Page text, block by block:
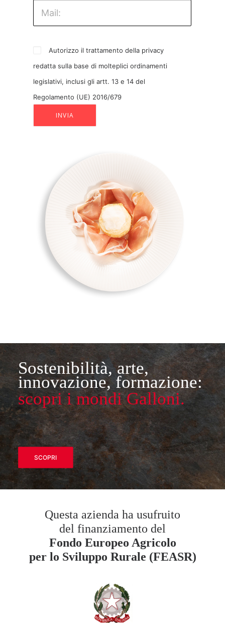
Autorizzo il trattamento della privacy
redatta sulla base di molteplici ordinamenti
legislativi, inclusi gli artt. 13 e 14 del
Regolamento (UE) 2016/679
Sostenibilità, arte,
innovazione, formazione:
scopri i mondi Galloni.
SCOPRI
Questa azienda ha usufruito
del finanziamento del
Fondo Europeo Agricolo
per lo Sviluppo Rurale (FEASR)